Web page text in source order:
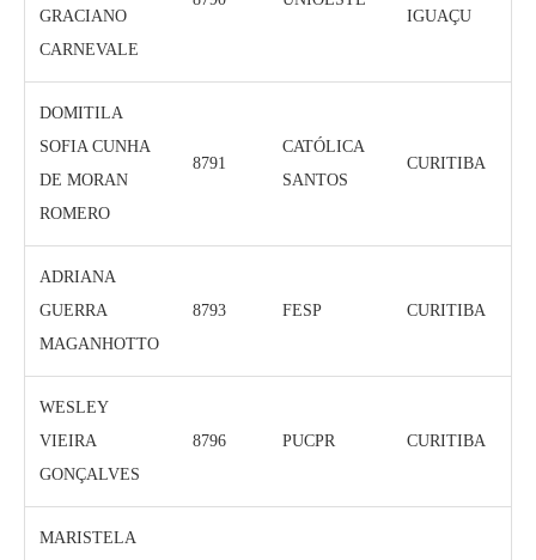
GRACIANO
CARNEVALE
IGUAÇU
DOMITILA
SOFIA CUNHA
DE MORAN
ROMERO
8791
CATÓLICA
SANTOS
CURITIBA
ADRIANA
GUERRA
MAGANHOTTO
8793 FESP CURITIBA
WESLEY
VIEIRA
GONÇALVES
8796 PUCPR CURITIBA
MARISTELA